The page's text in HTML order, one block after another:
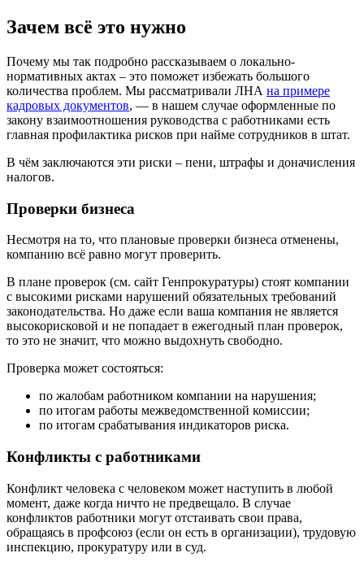
Зачем всё это нужно
Почему мы так подробно рассказываем о локально-
нормативных актах – это поможет избежать большого
количества проблем. Мы рассматривали ЛНА на примере
кадровых документов, — в нашем случае оформленные по
закону взаимоотношения руководства с работниками есть
главная профилактика рисков при найме сотрудников в штат.
В чём заключаются эти риски – пени, штрафы и доначисления
налогов.
Проверки бизнеса
Несмотря на то, что плановые проверки бизнеса отменены,
компанию всё равно могут проверить.
В плане проверок (см. сайт Генпрокуратуры) стоят компании
с высокими рисками нарушений обязательных требований
законодательства. Но даже если ваша компания не является
высокорисковой и не попадает в ежегодный план проверок,
то это не значит, что можно выдохнуть свободно.
Проверка может состояться:
по жалобам работником компании на нарушения;
по итогам работы межведомственной комиссии;
по итогам срабатывания индикаторов риска.
Конфликты с работниками
Конфликт человека с человеком может наступить в любой
момент, даже когда ничто не предвещало. В случае
конфликтов работники могут отстаивать свои права,
обращаясь в профсоюз (если он есть в организации), трудовую
инспекцию, прокуратуру или в суд.